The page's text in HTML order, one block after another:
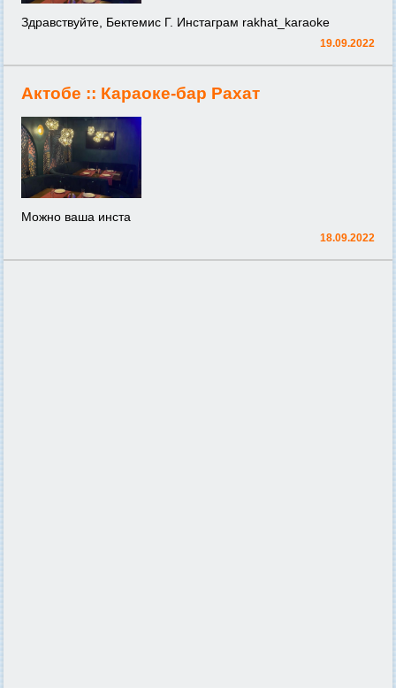
Здравствуйте, Бектемис Г. Инстаграм rakhat_karaoke
19.09.2022
Актобе :: Караоке-бар Рахат
Можно ваша инста
18.09.2022